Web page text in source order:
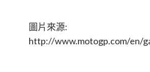
圖片來源:
http://www.motogp.com/en/